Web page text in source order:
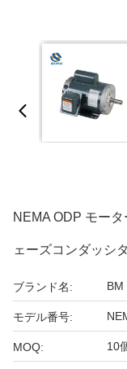
NEMA ODP モー
ェーズコンダッシ
ブランド名: BM
モデル番号:
MOQ: 10